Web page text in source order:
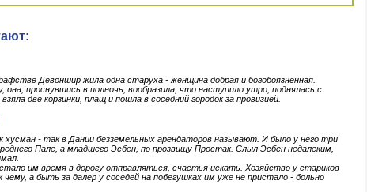
Девоншир жила одна старуха - женщина добрая и богобоязненная.
проснувшись в полночь, вообразила, что наступило утро, поднялась с
две корзинки, плащ и пошла в соседний городок за провизией.
хусман - так в Дании безземельных арендаторов называют. И было у него три
Пале, а младшего Эсбен, по прозвищу Простак. Слыл Эсбен недалеким,
им время в дорогу отправляться, счастья искать. Хозяйство у стариков
чему, а быть за далер у соседей на побегушках им уже не пристало - больно